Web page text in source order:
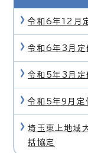
令和6年12月
令和6年3月定
令和5年3月定
令和5年9月定
埼玉東上地域
括協定